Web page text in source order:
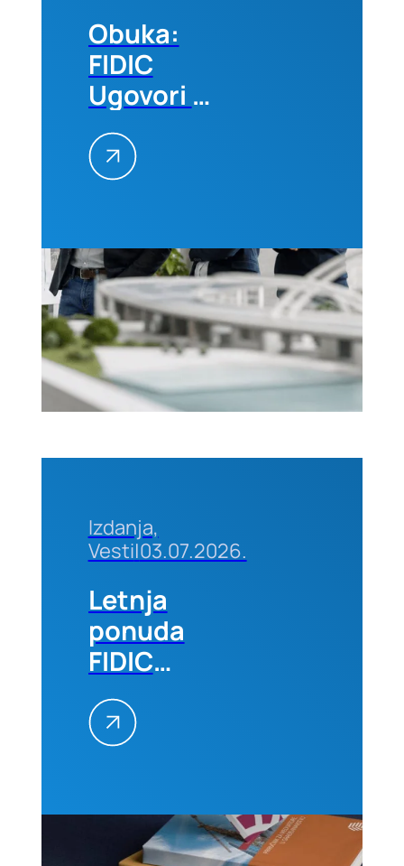
Obuka:
FIDIC
Ugovori –
Primena
na
projektima,
avgusta
2026.
godine u
Beogradu
Izdanja,
Vesti|03.07.2026.
Letnja
ponuda
FIDIC
izdanja